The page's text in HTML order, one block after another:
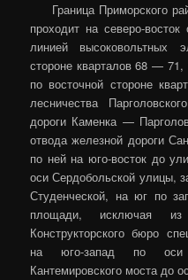
Граница Приморского
проходит на северо-
линией высоковольтных
стороне кварталов 68 —
по восточной стороне
лесничества
дороги Каменка —
отвода железной дороги
по ней на юго-восток до
оси Сердобольской улицы,
Студенческой, на юг по
площади, исключая
Конструкторского бюро
на юго-запад по оси
Кантемировского моста до